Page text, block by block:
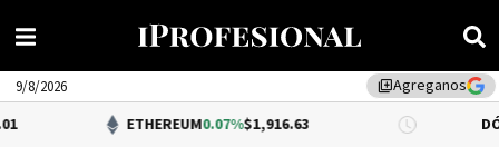
library_addAgreganos
9/8/2026
ETHEREUM0.07%$1,916.63 DÓLAR BNA